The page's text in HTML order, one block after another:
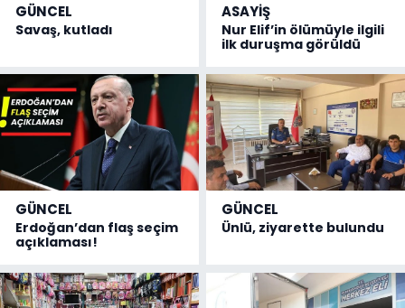
GÜNCEL
Savaş, kutladı
ASAYİŞ
Nur Elif’in ölümüyle ilgili
ilk duruşma görüldü
GÜNCEL
Erdoğan’dan flaş seçim
açıklaması!
GÜNCEL
Ünlü, ziyarette bulundu